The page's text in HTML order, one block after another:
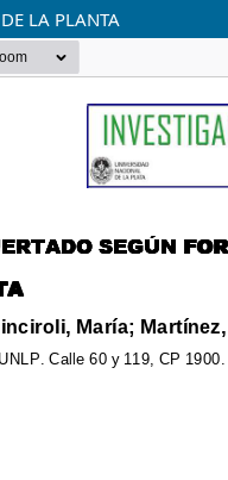
LA PLANTA